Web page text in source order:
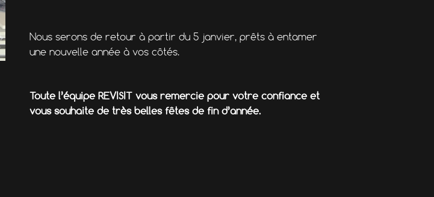
Nous serons de retour à partir du 5 janvier, prêts à entamer
une nouvelle année à vos côtés.
Toute l’équipe REVISIT vous remercie pour votre confiance et
vous souhaite de très belles fêtes de fin d’année.